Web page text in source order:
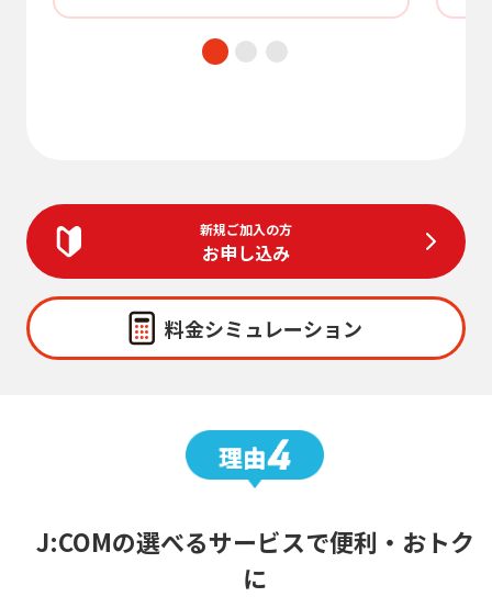
新規ご加入の方
お申し込み
料金シミュレーション
J:COMの選べるサービスで便利・おトク
に